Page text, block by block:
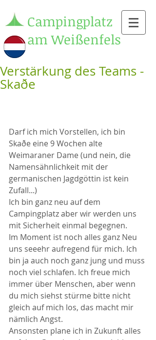
Campingplatz
am Weißenfels
Verstärkung des Teams -
Skaðe
Darf ich mich Vorstellen, ich bin
Skaðe eine 9 Wochen alte
Weimaraner Dame (und nein, die
Namensähnlichkeit mit der
germanischen Jagdgöttin ist kein
Zufall...)
Ich bin ganz neu auf dem
Campingplatz aber wir werden uns
mit Sicherheit einmal begegnen.
Im Moment ist noch alles ganz Neu
uns seeehr aufregend für mich. Ich
bin ja auch noch ganz jung und muss
noch viel schlafen. Ich freue mich
immer über Menschen, aber wenn
du mich siehst stürme bitte nicht
gleich auf mich los, das macht mir
nämlich Angst.
Ansonsten plane ich in Zukunft alles